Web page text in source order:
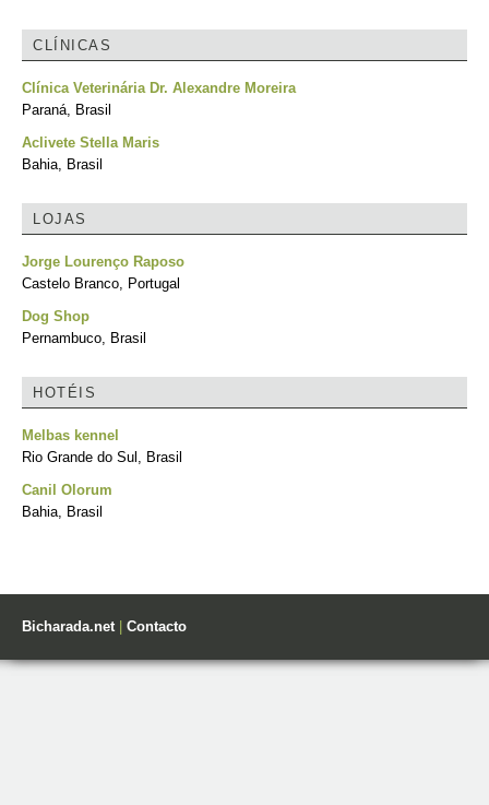
CLÍNICAS
Clínica Veterinária Dr. Alexandre Moreira
Paraná, Brasil
Aclivete Stella Maris
Bahia, Brasil
LOJAS
Jorge Lourenço Raposo
Castelo Branco, Portugal
Dog Shop
Pernambuco, Brasil
HOTÉIS
Melbas kennel
Rio Grande do Sul, Brasil
Canil Olorum
Bahia, Brasil
Bicharada.net| Contacto